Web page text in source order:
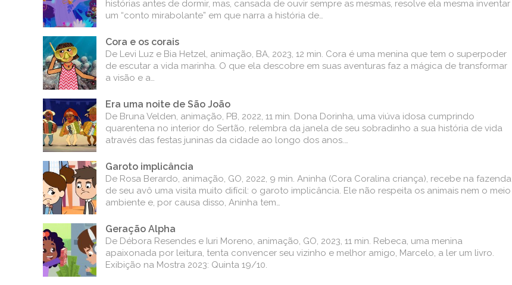
histórias antes de dormir, mas, cansada de ouvir sempre as mesmas, resolve ela mesma inventar
um “conto mirabolante” em que narra a história de…
Cora e os corais
De Levi Luz e Bia Hetzel, animação, BA, 2023, 12 min. Cora é uma menina que tem o superpoder
de escutar a vida marinha. O que ela descobre em suas aventuras faz a mágica de transformar
a visão e a…
Era uma noite de São João
De Bruna Velden, animação, PB, 2022, 11 min. Dona Dorinha, uma viúva idosa cumprindo
quarentena no interior do Sertão, relembra da janela de seu sobradinho a sua história de vida
através das festas juninas da cidade ao longo dos anos.…
Garoto implicância
De Rosa Berardo, animação, GO, 2022, 9 min. Aninha (Cora Coralina criança), recebe na fazenda
de seu avô uma visita muito difícil: o garoto implicância. Ele não respeita os animais nem o meio
ambiente e, por causa disso, Aninha tem…
Geração Alpha
De Débora Resendes e Iuri Moreno, animação, GO, 2023, 11 min. Rebeca, uma menina
apaixonada por leitura, tenta convencer seu vizinho e melhor amigo, Marcelo, a ler um livro.
Exibição na Mostra 2023: Quinta 19/10.